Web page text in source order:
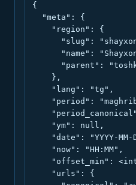
{
  "meta": {
    "region": {
"slug":
"name":
"parent":
    },
    "lang": "tg",
"period":
    "ym": null,
"date": "YYYY-MM-
    "now": "HH:MM",
"offset_min":
    "urls": {